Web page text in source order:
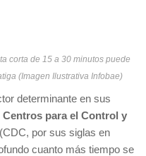
corta de 15 a 30 minutos puede
(Imagen Ilustrativa Infobae)
determinante en sus
Centros para el Control y
(CDC, por sus siglas en
cuanto más tiempo se